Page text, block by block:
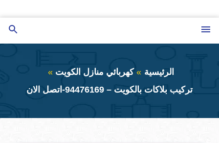
إلى
المحتوى
الرئيسية
كهربائي منازل الكويت
تركيب بلاكات بالكويت – 94476169-اتصل الان